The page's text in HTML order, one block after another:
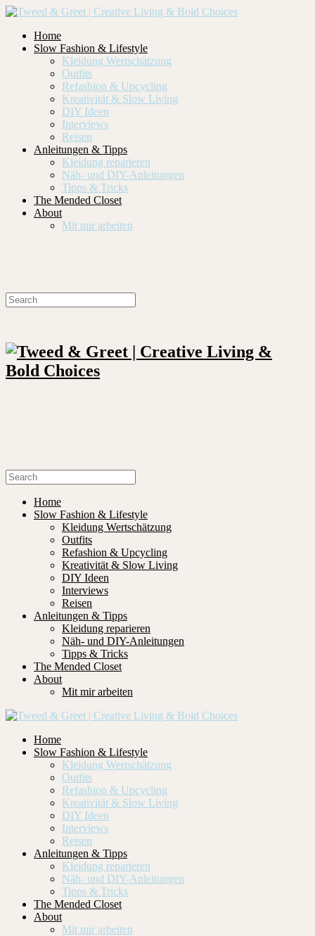
Home
Slow Fashion & Lifestyle
Kleidung Wertschätzung
Outfits
Refashion & Upcycling
Kreativität & Slow Living
DIY Ideen
Interviews
Reisen
Anleitungen & Tipps
Kleidung reparieren
Näh- und DIY-Anleitungen
Tipps & Tricks
The Mended Closet
About
Mit mir arbeiten
Home
Slow Fashion & Lifestyle
Kleidung Wertschätzung
Outfits
Refashion & Upcycling
Kreativität & Slow Living
DIY Ideen
Interviews
Reisen
Anleitungen & Tipps
Kleidung reparieren
Näh- und DIY-Anleitungen
Tipps & Tricks
The Mended Closet
About
Mit mir arbeiten
Home
Slow Fashion & Lifestyle
Kleidung Wertschätzung
Outfits
Refashion & Upcycling
Kreativität & Slow Living
DIY Ideen
Interviews
Reisen
Anleitungen & Tipps
Kleidung reparieren
Näh- und DIY-Anleitungen
Tipps & Tricks
The Mended Closet
About
Mit mir arbeiten